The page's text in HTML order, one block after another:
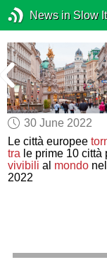
News in Slow
30 June 2022
Le città europee
tra le prime 10 città
vivibili al mondo nel
2022